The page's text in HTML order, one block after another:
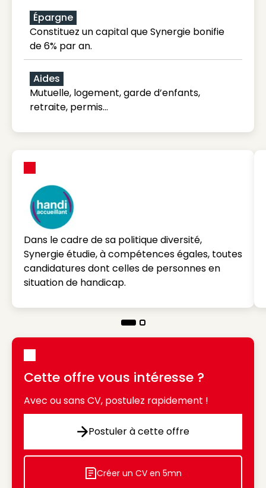
Épargne
Constituez un capital que Synergie bonifie
de 6% par an.
Aides
Mutuelle, logement, garde d’enfants,
retraite, permis…
Dans le cadre de sa politique diversité,
Synergie étudie, à compétences égales, toutes
candidatures dont celles de personnes en
situation de handicap.
Cette offre vous intéresse ?
Avec ou sans CV, postulez rapidement !
Postuler à cette offre
Postuler à cette offre
Icon decorative
Créer un CV en 5mn